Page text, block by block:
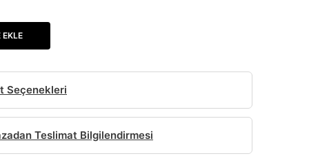
EKLE
Seçenekleri
Teslimat Bilgilendirmesi